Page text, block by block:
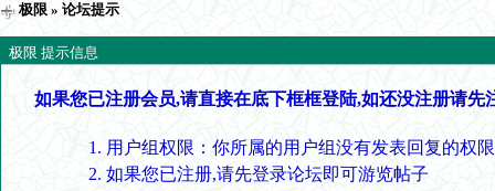
极限 » 论坛提示
极限 提示信息
如果您已注册会员,请直接在底下框框登陆,如还没注册请先
用户组权限：你所属的用户组没有发表回复的权
如果您已注册,请先登录论坛即可游览帖子